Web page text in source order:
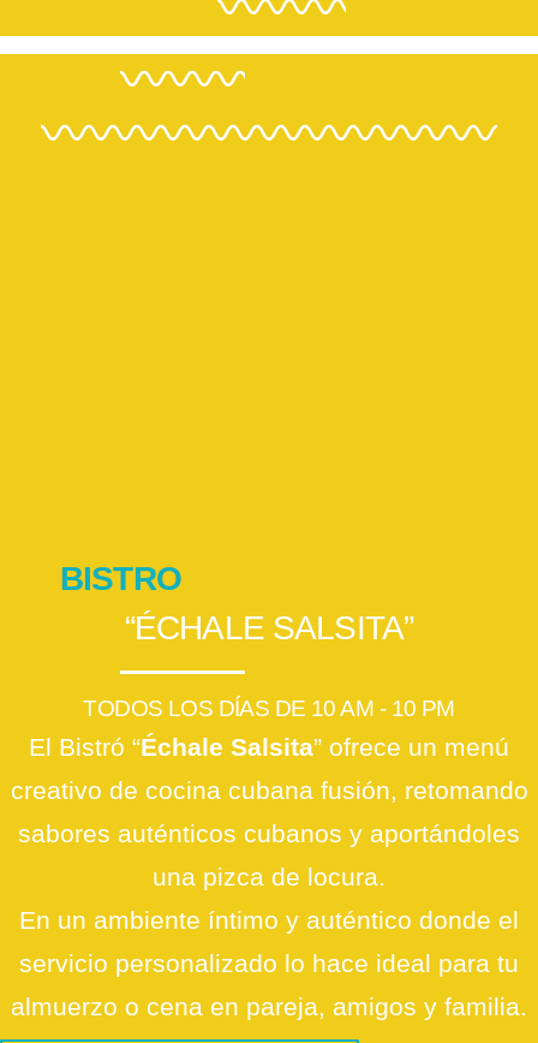
BISTRO
“ÉCHALE SALSITA”
TODOS LOS DÍAS DE 10 AM - 10 PM
El Bistró “Échale Salsita” ofrece un menú
creativo de cocina cubana fusión, retomando
sabores auténticos cubanos y aportándoles
una pizca de locura.
En un ambiente íntimo y auténtico donde el
servicio personalizado lo hace ideal para tu
almuerzo o cena en pareja, amigos y familia.